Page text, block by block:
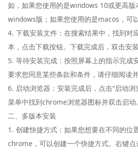
如，如果您使用的是windows 10或更高版
windows版；如果您使用的是macos，可
4. 下载安装文件：在搜索结果中，找到对
本，点击下载按钮。下载完成后，双击安
5. 等待安装完成：按照屏幕上的指示完成
要求您同意某些条款和条件，请仔细阅读并
6. 启动浏览器：安装完成后，点击“启动
菜单中找到chrome浏览器图标并双击启动。
二、多版本安装
1. 创建快捷方式：如果您想要在不同的位
chrome，可以创建一个快捷方式。右键点